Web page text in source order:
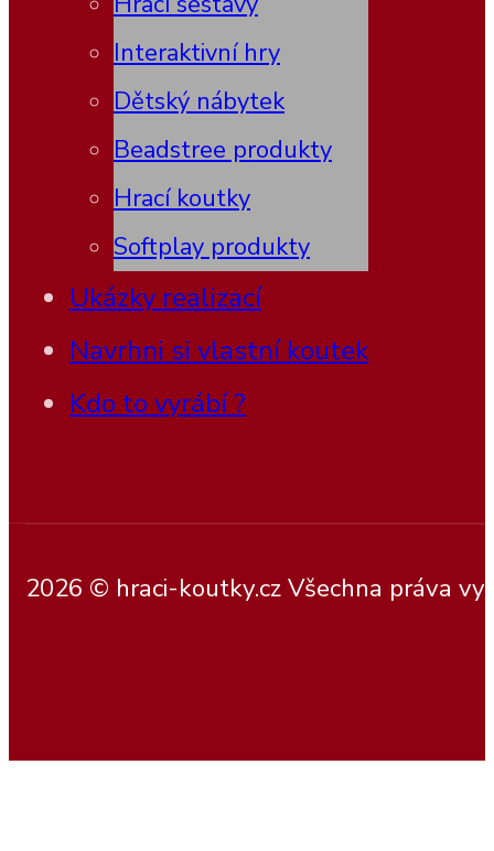
Interaktivní hry
Dětský nábytek
Beadstree produkty
Hrací koutky
Softplay produkty
Ukázky realizací
Navrhni si vlastní koutek
Kdo to vyrábí ?
2026 © hraci-koutky.cz Všechna práva